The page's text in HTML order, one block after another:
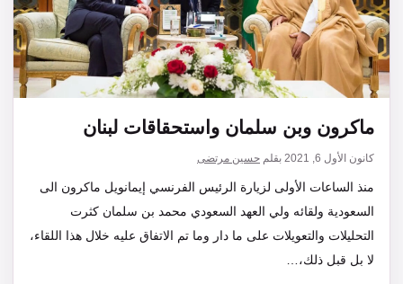
ماكرون وبن سلمان واستحقاقات لبنان
كانون الأول 6, 2021 بقلم حسين مرتضى
منذ الساعات الأولى لزيارة الرئيس الفرنسي إيمانويل ماكرون الى
السعودية ولقائه ولي العهد السعودي محمد بن سلمان كثرت
التحليلات والتعويلات على ما دار وما تم الاتفاق عليه خلال هذا اللقاء،
لا بل قبل ذلك،…